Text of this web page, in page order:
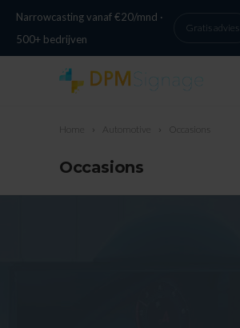
Narrowcasting vanaf €20/mnd ·
500+ bedrijven
Gratis advies
Home Automotive Occasions
Occasions